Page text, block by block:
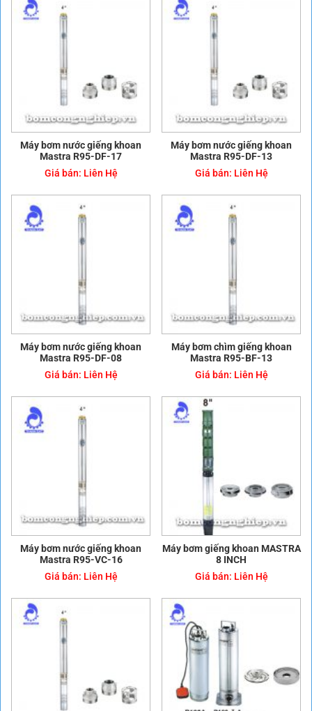
Máy bơm nước giếng khoan
Mastra R95-DF-17
Giá bán: Liên Hệ
Máy bơm nước giếng khoan
Mastra R95-DF-13
Giá bán: Liên Hệ
Máy bơm nước giếng khoan
Mastra R95-DF-08
Giá bán: Liên Hệ
Máy bơm chìm giếng khoan
Mastra R95-BF-13
Giá bán: Liên Hệ
Máy bơm nước giếng khoan
Mastra R95-VC-16
Giá bán: Liên Hệ
Máy bơm giếng khoan MASTRA
8 INCH
Giá bán: Liên Hệ